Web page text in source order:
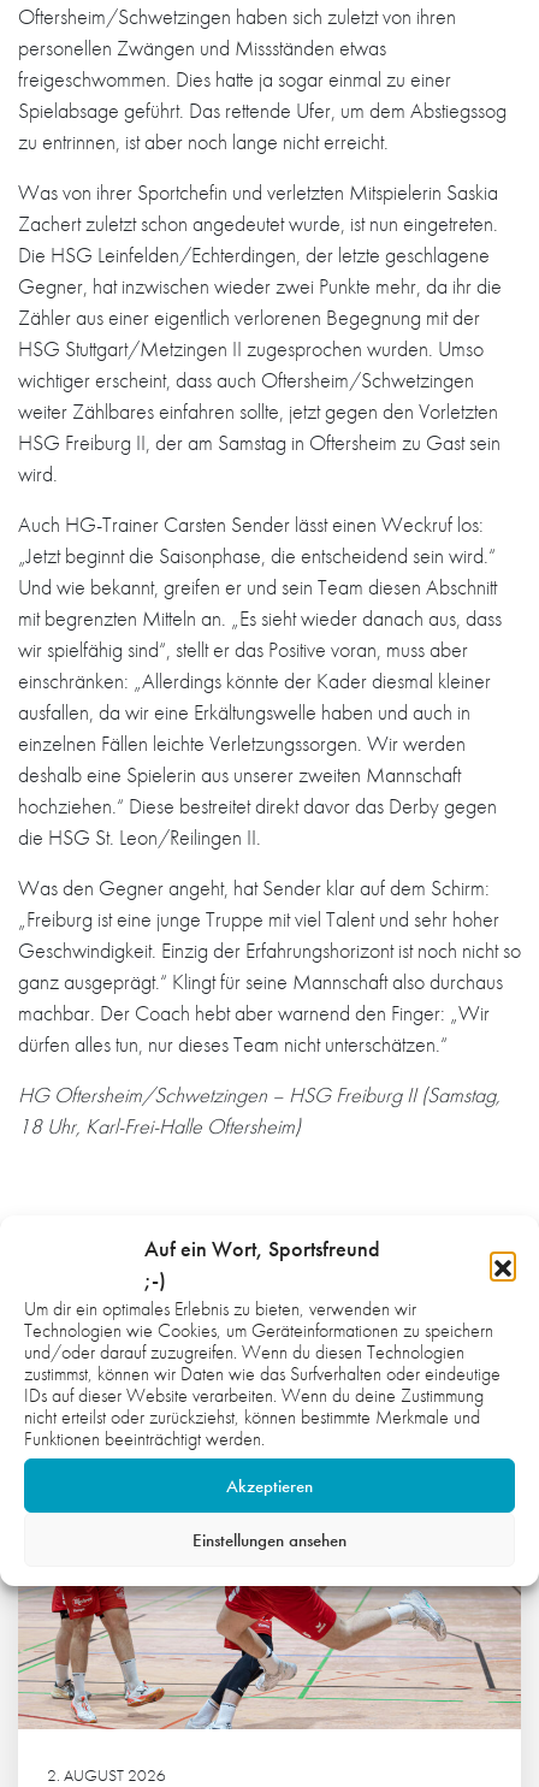
Auf ein Wort, Sportsfreund
;-)
Um dir ein optimales Erlebnis zu bieten, verwenden wir
Technologien wie Cookies, um Geräteinformationen zu speichern
und/oder darauf zuzugreifen. Wenn du diesen Technologien
zustimmst, können wir Daten wie das Surfverhalten oder eindeutige
IDs auf dieser Website verarbeiten. Wenn du deine Zustimmung
nicht erteilst oder zurückziehst, können bestimmte Merkmale und
Funktionen beeinträchtigt werden.
Akzeptieren
Einstellungen ansehen
Oftersheim/Schwetzingen haben sich zuletzt von ihren
personellen Zwängen und Missständen etwas
freigeschwommen. Dies hatte ja sogar einmal zu einer
Spielabsage geführt. Das rettende Ufer, um dem Abstiegssog
zu entrinnen, ist aber noch lange nicht erreicht.
Was von ihrer Sportchefin und verletzten Mitspielerin Saskia
Zachert zuletzt schon angedeutet wurde, ist nun eingetreten.
Die HSG Leinfelden/Echterdingen, der letzte geschlagene
Gegner, hat inzwischen wieder zwei Punkte mehr, da ihr die
Zähler aus einer eigentlich verlorenen Begegnung mit der
HSG Stuttgart/Metzingen II zugesprochen wurden. Umso
wichtiger erscheint, dass auch Oftersheim/Schwetzingen
weiter Zählbares einfahren sollte, jetzt gegen den Vorletzten
HSG Freiburg II, der am Samstag in Oftersheim zu Gast sein
wird.
Auch HG-Trainer Carsten Sender lässt einen Weckruf los:
„Jetzt beginnt die Saisonphase, die entscheidend sein wird.“
Und wie bekannt, greifen er und sein Team diesen Abschnitt
mit begrenzten Mitteln an. „Es sieht wieder danach aus, dass
wir spielfähig sind“, stellt er das Positive voran, muss aber
einschränken: „Allerdings könnte der Kader diesmal kleiner
ausfallen, da wir eine Erkältungswelle haben und auch in
einzelnen Fällen leichte Verletzungssorgen. Wir werden
deshalb eine Spielerin aus unserer zweiten Mannschaft
hochziehen.“ Diese bestreitet direkt davor das Derby gegen
die HSG St. Leon/Reilingen II.
Was den Gegner angeht, hat Sender klar auf dem Schirm:
„Freiburg ist eine junge Truppe mit viel Talent und sehr hoher
Geschwindigkeit. Einzig der Erfahrungshorizont ist noch nicht so
ganz ausgeprägt.“ Klingt für seine Mannschaft also durchaus
machbar. Der Coach hebt aber warnend den Finger: „Wir
dürfen alles tun, nur dieses Team nicht unterschätzen.“
HG Oftersheim/Schwetzingen – HSG Freiburg II (Samstag,
18 Uhr, Karl-Frei-Halle Oftersheim)
WAS DICH NOCH INTERESSIEREN
KÖNNTE:
2. AUGUST 2026